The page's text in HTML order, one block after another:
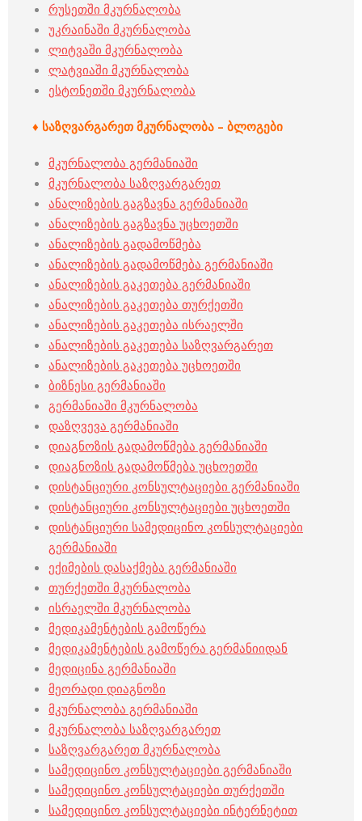
რუსეთში მკურნალობა
უკრაინაში მკურნალობა
ლიტვაში მკურნალობა
ლატვიაში მკურნალობა
ესტონეთში მკურნალობა
♦ საზღვარგარეთ მკურნალობა – ბლოგები
მკურნალობა გერმანიაში
მკურნალობა საზღვარგარეთ
ანალიზების გაგზავნა გერმანიაში
ანალიზების გაგზავნა უცხოეთში
ანალიზების გადამოწმება
ანალიზების გადამოწმება გერმანიაში
ანალიზების გაკეთება გერმანიაში
ანალიზების გაკეთება თურქეთში
ანალიზების გაკეთება ისრაელში
ანალიზების გაკეთება საზღვარგარეთ
ანალიზების გაკეთება უცხოეთში
ბიზნესი გერმანიაში
გერმანიაში მკურნალობა
დაზღვევა გერმანიაში
დიაგნოზის გადამოწმება გერმანიაში
დიაგნოზის გადამოწმება უცხოეთში
დისტანციური კონსულტაციები გერმანიაში
დისტანციური კონსულტაციები უცხოეთში
დისტანციური სამედიცინო კონსულტაციები
გერმანიაში
ექიმების დასაქმება გერმანიაში
თურქეთში მკურნალობა
ისრაელში მკურნალობა
მედიკამენტების გამოწერა
მედიკამენტების გამოწერა გერმანიიდან
მედიცინა გერმანიაში
მეორადი დიაგნოზი
მკურნალობა გერმანიაში
მკურნალობა საზღვარგარეთ
საზღვარგარეთ მკურნალობა
სამედიცინო კონსულტაციები გერმანიაში
სამედიცინო კონსულტაციები თურქეთში
სამედიცინო კონსულტაციები ინტერნეტით